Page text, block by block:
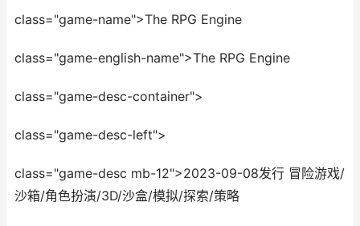
class="game-name">The RPG Engine
class="game-english-name">The RPG Engine
class="game-desc-container">
class="game-desc-left">
class="game-desc mb-12">2023-09-08发行 冒险游戏/
沙箱/角色扮演/3D/沙盒/模拟/探索/策略